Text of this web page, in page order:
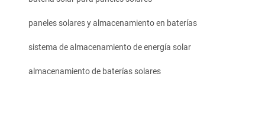
paneles solares y almacenamiento en baterías
sistema de almacenamiento de energía solar
almacenamiento de baterías solares